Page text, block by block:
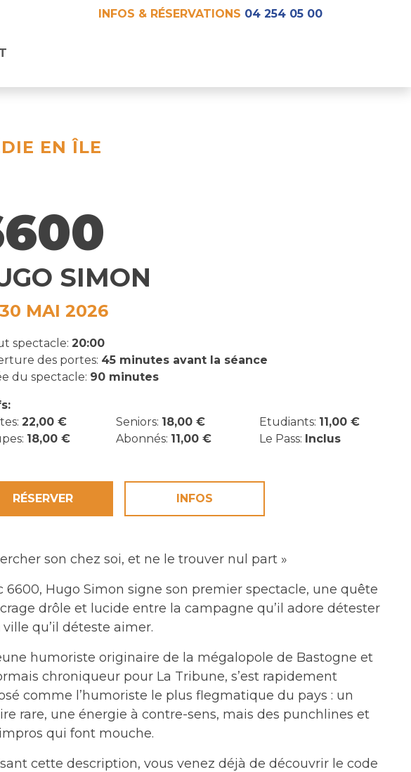
INFOS & RÉSERVATIONS 04 254 05 00
EN ÎLE
SIMON
MAI 2026
spectacle: 20:00
des portes: 45 minutes avant la séance
du spectacle: 90 minutes
22,00 € Seniors: 18,00 € Etudiants: 11,00 €
18,00 € Abonnés: 11,00 € Le Pass: Inclus
RÉSERVER INFOS
son chez soi, et ne le trouver nul part »
6600, Hugo Simon signe son premier spectacle, une quête
drôle et lucide entre la campagne qu’il adore détester
qu’il déteste aimer.
humoriste originaire de la mégalopole de Bastogne et
chroniqueur pour La Tribune, s’est rapidement
comme l’humoriste le plus flegmatique du pays : un
rare, une énergie à contre-sens, mais des punchlines et
qui font mouche.
cette description, vous venez déjà de découvrir le code